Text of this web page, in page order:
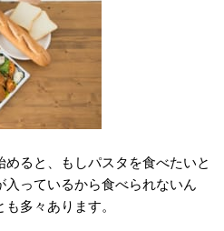
ると、もしパスタを食べたいと
っているから食べられないん
多々あります。